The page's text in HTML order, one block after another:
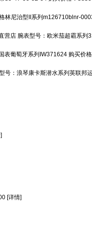
林尼治型II系列m126710blnr-
营店 腕表型号： 欧米茄超霸系列
表葡萄牙系列IW371624 购买价格
号： 浪琴康卡斯潜水系列英联邦
]
[详情]